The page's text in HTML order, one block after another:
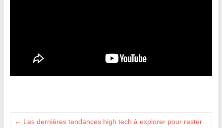
← Les dernières tendances high tech à explorer pour rester